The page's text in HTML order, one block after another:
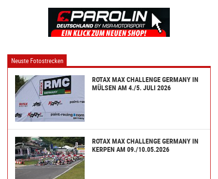
Neuste Fotostrecken
ROTAX MAX CHALLENGE GERMANY IN
MÜLSEN AM 4./5. JULI 2026
ROTAX MAX CHALLENGE GERMANY IN
KERPEN AM 09./10.05.2026